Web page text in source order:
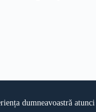
dumneavoastră